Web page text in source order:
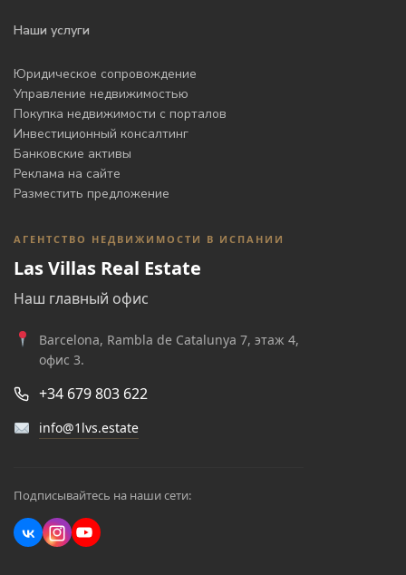
Наши услуги
Юридическое сопровождение
Управление недвижимостью
Покупка недвижимости с порталов
Инвестиционный консалтинг
Банковские активы
Реклама на сайте
Разместить предложение
АГЕНТСТВО НЕДВИЖИМОСТИ В ИСПАНИИ
Las Villas Real Estate
Наш главный офис
Barcelona, Rambla de Catalunya 7, этаж 4,
офис 3.
+34 679 803 622
info@1lvs.estate
Подписывайтесь на наши сети: